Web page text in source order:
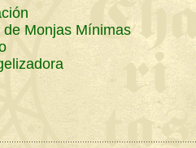
Monjas Mínimas